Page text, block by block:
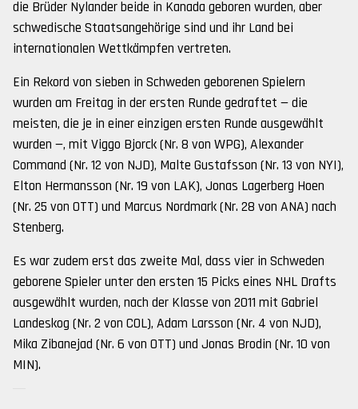
die Brüder Nylander beide in Kanada geboren wurden, aber
schwedische Staatsangehörige sind und ihr Land bei
internationalen Wettkämpfen vertreten.
Ein Rekord von sieben in Schweden geborenen Spielern
wurden am Freitag in der ersten Runde gedraftet — die
meisten, die je in einer einzigen ersten Runde ausgewählt
wurden —, mit Viggo Bjorck (Nr. 8 von WPG), Alexander
Command (Nr. 12 von NJD), Malte Gustafsson (Nr. 13 von NYI),
Elton Hermansson (Nr. 19 von LAK), Jonas Lagerberg Hoen
(Nr. 25 von OTT) und Marcus Nordmark (Nr. 28 von ANA) nach
Stenberg.
Es war zudem erst das zweite Mal, dass vier in Schweden
geborene Spieler unter den ersten 15 Picks eines NHL Drafts
ausgewählt wurden, nach der Klasse von 2011 mit Gabriel
Landeskog (Nr. 2 von COL), Adam Larsson (Nr. 4 von NJD),
Mika Zibanejad (Nr. 6 von OTT) und Jonas Brodin (Nr. 10 von
MIN).